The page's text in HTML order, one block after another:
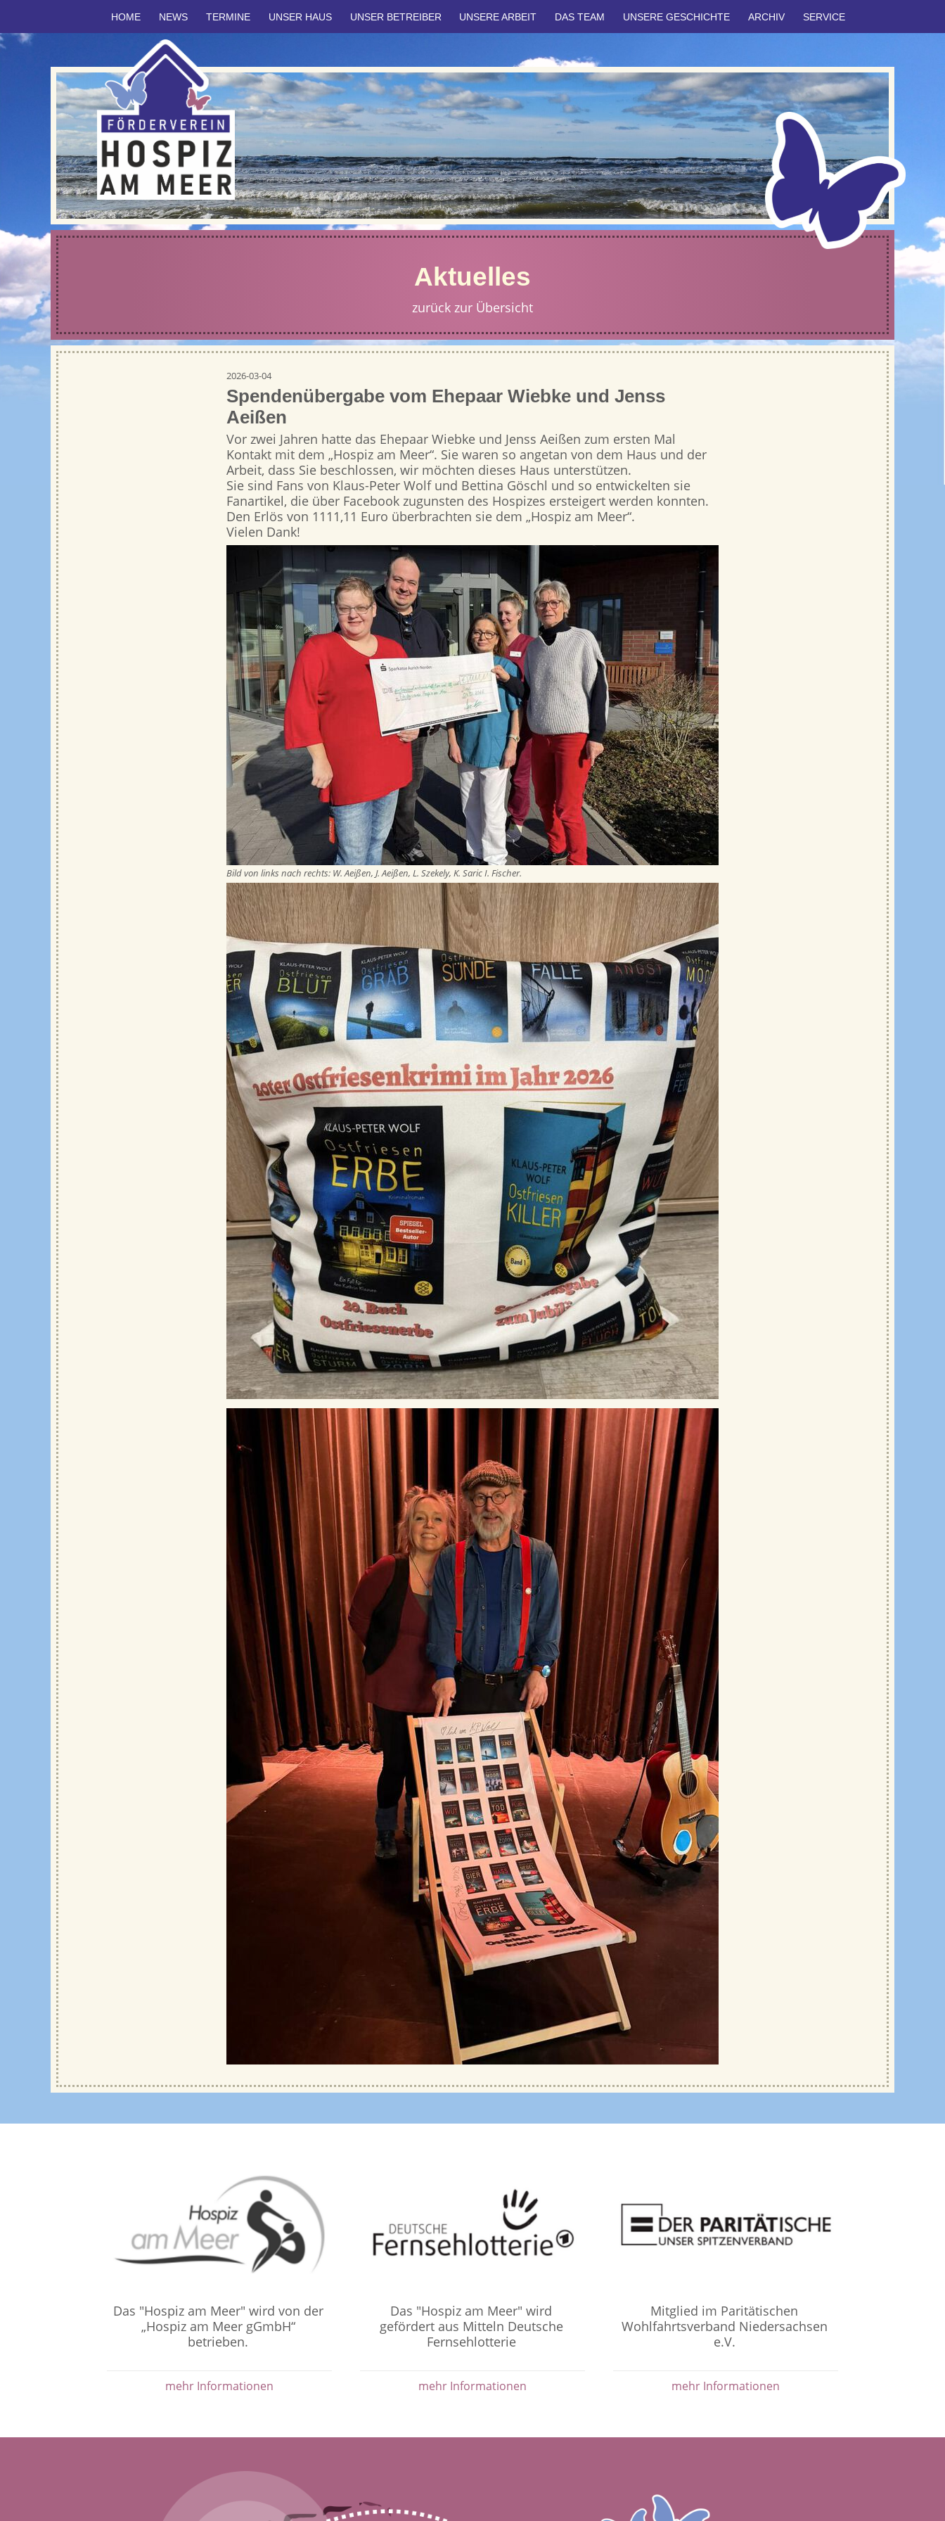
HOME NEWS TERMINE UNSER HAUS UNSER BETREIBER UNSERE ARBEIT DAS TEAM UNSERE GESCHICHTE ARCHIV SERVICE
Aktuelles
zurück zur Übersicht
2026-03-04
Spendenübergabe vom Ehepaar Wiebke und Jenss
Aeißen
Vor zwei Jahren hatte das Ehepaar Wiebke und Jenss Aeißen zum ersten Mal
Kontakt mit dem „Hospiz am Meer“. Sie waren so angetan von dem Haus und der
Arbeit, dass Sie beschlossen, wir möchten dieses Haus unterstützen.
Sie sind Fans von Klaus-Peter Wolf und Bettina Göschl und so entwickelten sie
Fanartikel, die über Facebook zugunsten des Hospizes ersteigert werden konnten.
Den Erlös von 1111,11 Euro überbrachten sie dem „Hospiz am Meer“.
Vielen Dank!
Bild von links nach rechts: W. Aeißen, J. Aeißen, L. Szekely, K. Saric I. Fischer.
Das "Hospiz am Meer" wird von der
„Hospiz am Meer gGmbH“
betrieben.
mehr Informationen
Das "Hospiz am Meer" wird
gefördert aus Mitteln Deutsche
Fernsehlotterie
mehr Informationen
Mitglied im Paritätischen
Wohlfahrtsverband Niedersachsen
e.V.
mehr Informationen